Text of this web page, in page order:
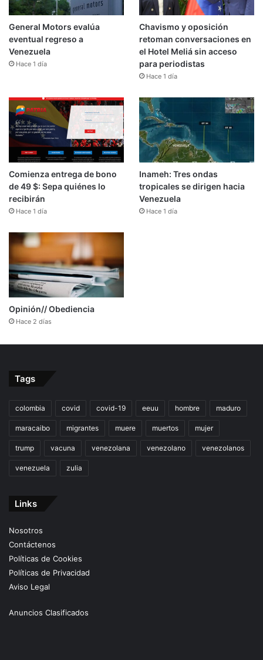
General Motors evalúa
eventual regreso a
Venezuela
Hace 1 día
Chavismo y oposición
retoman conversaciones en
el Hotel Meliá sin acceso
para periodistas
Hace 1 día
Comienza entrega de bono
de 49 $: Sepa quiénes lo
recibirán
Hace 1 día
Inameh: Tres ondas
tropicales se dirigen hacia
Venezuela
Hace 1 día
Opinión// Obediencia
Hace 2 días
Tags
colombia covid covid-19 eeuu hombre maduro
maracaibo migrantes muere muertos mujer
trump vacuna venezolana venezolano venezolanos
venezuela zulia
Links
Nosotros
Contáctenos
Políticas de Cookies
Políticas de Privacidad
Aviso Legal
Anuncios Clasificados